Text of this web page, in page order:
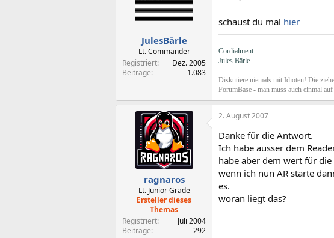
JulesBärle
Lt. Commander
Registriert
Dez. 2005
Beiträge
1.083
schaust du mal hier
Cordialment
Jules Bärle
Diskutiere niemals mit Idioten! Die
ForumBase - man muss auch einmal
ragnaros
Lt. Junior Grade
Ersteller dieses
Themas
Registriert
Juli 2004
Beiträge
292
2. August 2007
Danke für die Antwort.
Ich habe ausser dem
habe aber dem wert für
wenn ich nun AR starte
es.
woran liegt das?